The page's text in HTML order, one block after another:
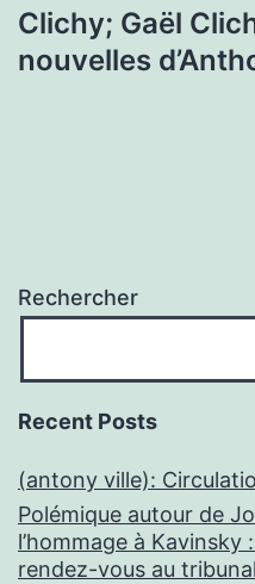
Clichy; Gaël
nouvelles
Rechercher
Recent Posts
(antony ville):
Polémique autour de
l’hommage à Kavinsky
rendez-vous au